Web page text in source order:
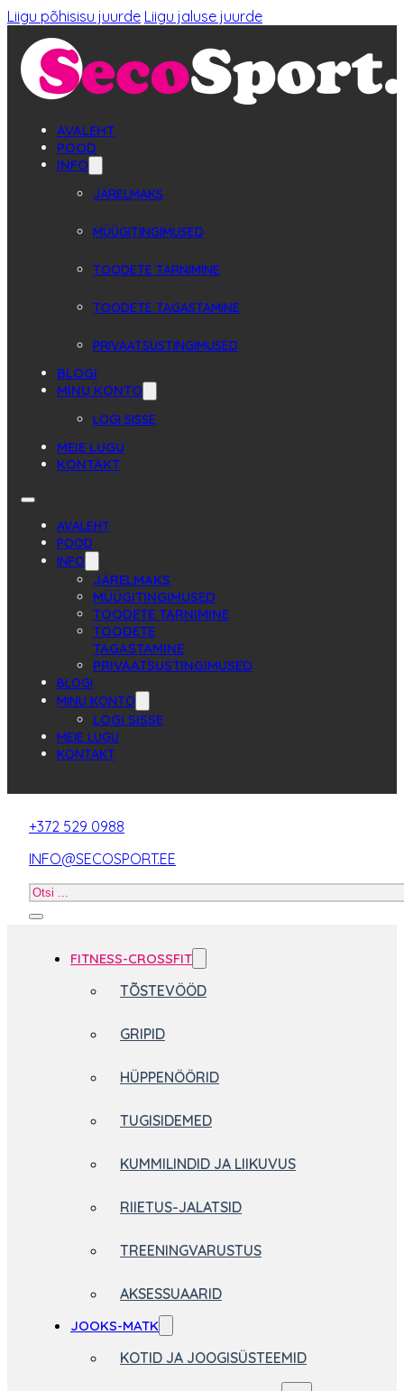
Liigu põhisisu juurde Liigu jaluse juurde
AVALEHT
POOD
INFO
JÄRELMAKS
MÜÜGITINGIMUSED
TOODETE TARNIMINE
TOODETE TAGASTAMINE
PRIVAATSUSTINGIMUSED
BLOGI
MINU KONTO
LOGI SISSE
MEIE LUGU
KONTAKT
AVALEHT
POOD
INFO
JÄRELMAKS
MÜÜGITINGIMUSED
TOODETE TARNIMINE
TOODETE
TAGASTAMINE
PRIVAATSUSTINGIMUSED
BLOGI
MINU KONTO
LOGI SISSE
MEIE LUGU
KONTAKT
+372 529 0988
INFO@SECOSPORT.EE
Otsi
FITNESS-CROSSFIT
TÕSTEVÖÖD
GRIPID
HÜPPENÖÖRID
TUGISIDEMED
KUMMILINDID JA LIIKUVUS
RIIETUS-JALATSID
TREENINGVARUSTUS
AKSESSUAARID
JOOKS-MATK
KOTID JA JOOGISÜSTEEMID